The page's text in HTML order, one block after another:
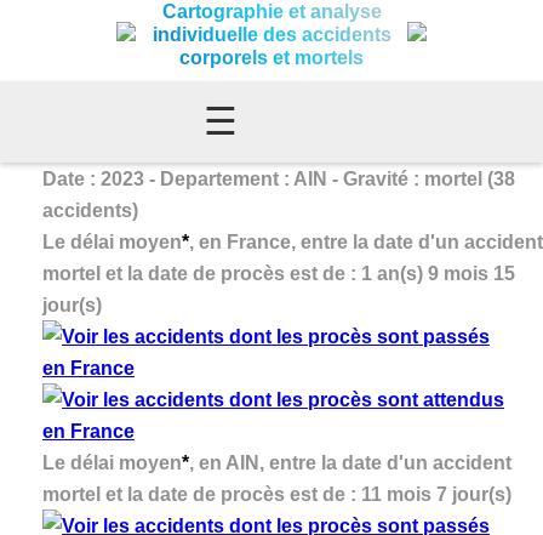
Cartographie et analyse
individuelle des accidents
corporels et mortels
☰
Date : 2023 - Departement : AIN - Gravité : mortel (38
accidents)
Le délai moyen*, en France, entre la date d'un accident
mortel et la date de procès est de : 1 an(s) 9 mois 15
jour(s)
Le délai moyen*, en AIN, entre la date d'un accident
mortel et la date de procès est de : 11 mois 7 jour(s)